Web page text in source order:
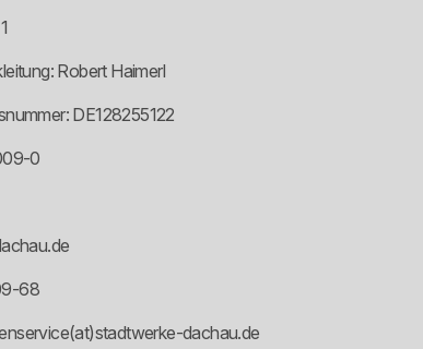
Robert Haimerl
DE128255122
0
68
dachau.de